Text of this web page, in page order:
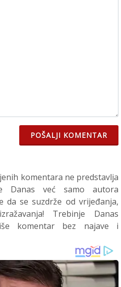
POŠALJI KOMENTAR
komentara ne predstavlja
Danas već samo autora
da se suzdrže od vrijeđanja,
Trebinje Danas
komentar bez najave i